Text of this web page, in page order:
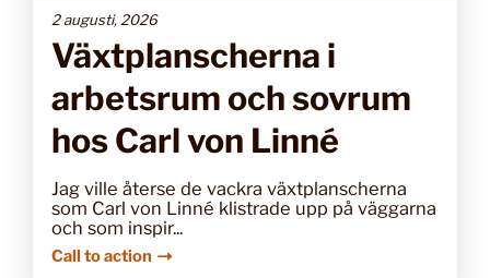
2 augusti, 2026
Växtplanscherna i
arbetsrum och sovrum
hos Carl von Linné
Jag ville återse de vackra växtplanscherna
som Carl von Linné klistrade upp på väggarna
och som inspir...
Call to action